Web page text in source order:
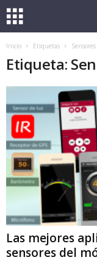
Inicio Etiquetas Sensores
Etiqueta:
Las mejores
sensores del